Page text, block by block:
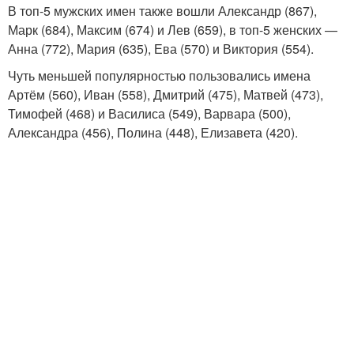
В топ-5 мужских имен также вошли Александр (867),
Марк (684), Максим (674) и Лев (659), в топ-5 женских —
Анна (772), Мария (635), Ева (570) и Виктория (554).
Чуть меньшей популярностью пользовались имена
Артём (560), Иван (558), Дмитрий (475), Матвей (473),
Тимофей (468) и Василиса (549), Варвара (500),
Александра (456), Полина (448), Елизавета (420).